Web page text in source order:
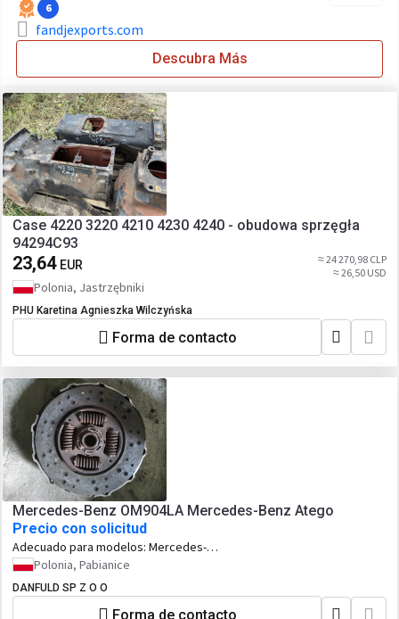
6
fandjexports.com
Descubra Más
Case 4220 3220 4210 4230 4240 - obudowa sprzęgła
94294C93
23,64 EUR
≈ 24 270,98 CLP
≈ 26,50 USD
Polonia, Jastrzębniki
PHU Karetina Agnieszka Wilczyńska
Forma de contacto
Mercedes-Benz OM904LA Mercedes-Benz Atego
Precio con solicitud
Adecuado para modelos: Mercedes-
Benz Atego
Polonia, Pabianice
DANFULD SP Z O O
Forma de contacto